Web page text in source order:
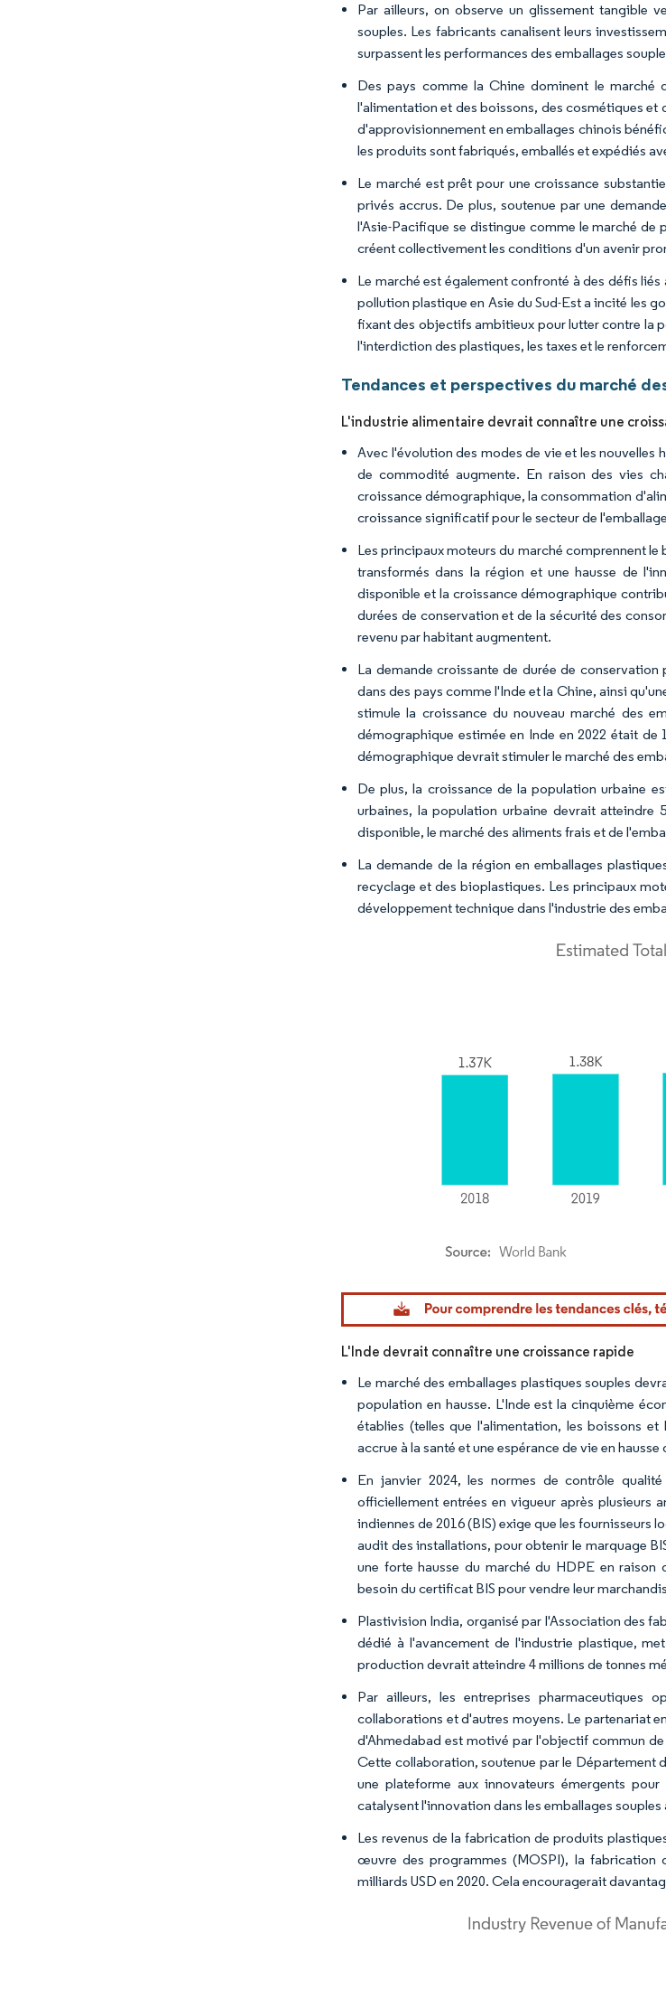
Par ailleurs, on observe un glissement tangible
souples. Les fabricants canalisent leurs
surpassent les performances des emballages
Des pays comme la Chine dominent le marché
l'alimentation et des boissons, des cosmétiques et
d'approvisionnement en emballages chinois
les produits sont fabriqués, emballés et expédiés
Le marché est prêt pour une croissance
privés accrus. De plus, soutenue par une
l'Asie-Pacifique se distingue comme le marché de
créent collectivement les conditions d'un avenir
Le marché est également confronté à des défis
pollution plastique en Asie du Sud-Est a incité les
fixant des objectifs ambitieux pour lutter contre la
l'interdiction des plastiques, les taxes et le
Tendances et perspectives du marché
L'industrie alimentaire devrait connaître une
Avec l'évolution des modes de vie et les nouvelles
de commodité augmente. En raison des vies
croissance démographique, la consommation
croissance significatif pour le secteur de
Les principaux moteurs du marché comprennent
transformés dans la région et une hausse de
disponible et la croissance démographique
durées de conservation et de la sécurité des
revenu par habitant augmentent.
La demande croissante de durée de
dans des pays comme l'Inde et la Chine, ainsi
stimule la croissance du nouveau marché des
démographique estimée en Inde en 2022 était de
démographique devrait stimuler le marché des
De plus, la croissance de la population urbaine
urbaines, la population urbaine devrait atteindre
disponible, le marché des aliments frais et de
La demande de la région en emballages
recyclage et des bioplastiques. Les principaux
développement technique dans l'industrie des
Image © Mordor Intelligence. La réutilisation nécessite une attribution
L'Inde devrait connaître une croissance rapide
Le marché des emballages plastiques souples
population en hausse. L'Inde est la cinquième
établies (telles que l'alimentation, les boissons
accrue à la santé et une espérance de vie en
En janvier 2024, les normes de contrôle
officiellement entrées en vigueur après plusieurs
indiennes de 2016 (BIS) exige que les fournisseurs
audit des installations, pour obtenir le marquage
une forte hausse du marché du HDPE en
besoin du certificat BIS pour vendre leur
Plastivision India, organisé par l'Association des
dédié à l'avancement de l'industrie plastique,
production devrait atteindre 4 millions de tonnes
Par ailleurs, les entreprises pharmaceutiques
collaborations et d'autres moyens. Le partenariat
d'Ahmedabad est motivé par l'objectif commun
Cette collaboration, soutenue par le Département
une plateforme aux innovateurs émergents
catalysent l'innovation dans les emballages souples
Les revenus de la fabrication de produits
œuvre des programmes (MOSPI), la fabrication
milliards USD en 2020. Cela encouragerait